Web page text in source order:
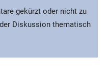
gekürzt oder nicht zu
Diskussion thematisch